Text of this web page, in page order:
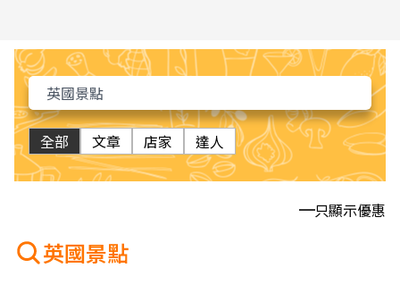
全部 文章 店家 達人
只顯示優惠
英國景點